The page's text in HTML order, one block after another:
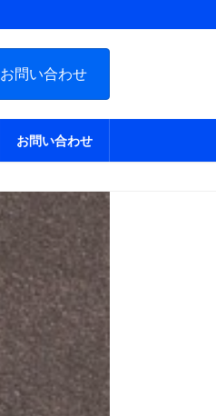
お問い合わせ
お問い合わせ